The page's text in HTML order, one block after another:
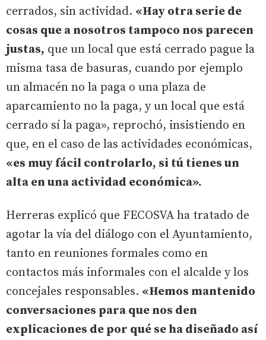
cerrados, sin actividad. «Hay otra serie de
cosas que a nosotros tampoco nos parecen
justas, que un local que está cerrado pague la
misma tasa de basuras, cuando por ejemplo
un almacén no la paga o una plaza de
aparcamiento no la paga, y un local que está
cerrado sí la paga», reprochó, insistiendo en
que, en el caso de las actividades económicas,
«es muy fácil controlarlo, si tú tienes un
alta en una actividad económica».
Herreras explicó que FECOSVA ha tratado de
agotar la vía del diálogo con el Ayuntamiento,
tanto en reuniones formales como en
contactos más informales con el alcalde y los
concejales responsables. «Hemos mantenido
conversaciones para que nos den
explicaciones de por qué se ha diseñado así